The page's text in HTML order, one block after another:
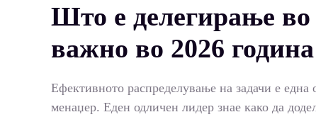
Што е делегирање
важно во 2026 година
Ефективното распределување на задачи е
менаџер. Еден одличен лидер знае како да